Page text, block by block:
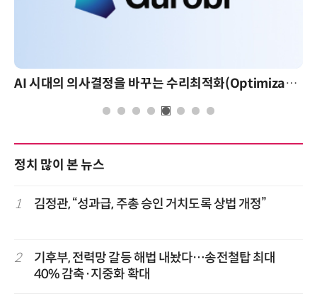
AI 시대의 의사결정을 바꾸는 수리최적화(Optimization): 실제 산업 적용 사례와 활용 전략
정치 많이 본 뉴스
1 김정관, “성과급, 주총 승인 거치도록 상법 개정”
2
기후부, 전력망 갈등 해법 내놨다…송전철탑 최대
40% 감축·지중화 확대